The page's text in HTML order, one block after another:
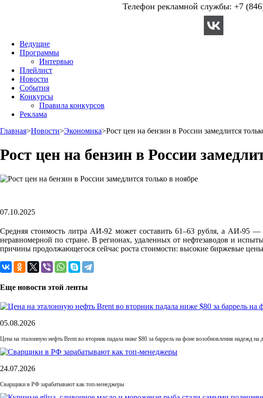
Телефон рекламной службы: +7
Ведущие
Программы
Интервью
Плейлист
Новости
События
Конкурсы
Правила конкурсов
Реклама
Главная>Новости>Экономика>Рост цен на бензин в России замедлится
Рост цен на бензин в России
07.10.2025
Средняя стоимость литра АИ-92 может составить 61–63 рубля, а АИ-95
неравномерной по стране. В регионах, удаленных от нефтезаводов и
причины продолжающегося сейчас роста стоимости: высокие биржевые
Еще новости этой ленты
05.08.2026
Цена на эталонную нефть Brent во вторник падала ниже $80 за баррель на фоне возобновления надежд
24.07.2026
Сварщики в РФ зарабатывают как топ-менеджеры